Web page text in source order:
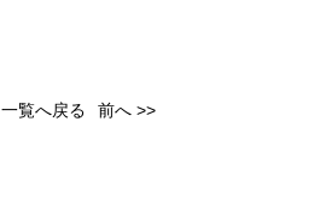
一覧へ戻る 前へ >>